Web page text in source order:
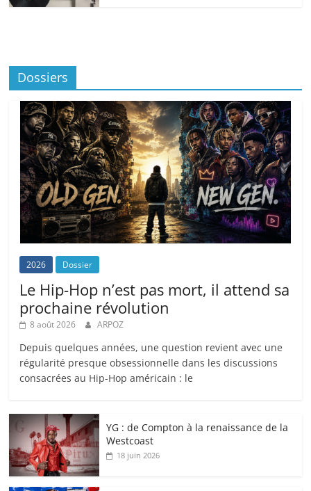
Dossiers
2026 Dossier
Le Hip-Hop n’est pas mort, il attend sa
prochaine révolution
8 août 2026 ARPOZ
Depuis quelques années, une question revient avec une
régularité presque obsessionnelle dans les discussions
consacrées au Hip-Hop américain : le
YG : de Compton à la renaissance de la
Westcoast
18 juin 2026